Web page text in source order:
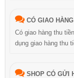
CÓ GIAO
Có giao hàng thu tiền
dụng giao hàng thu
SHOP CÓ GỬI